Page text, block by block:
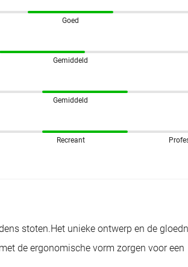
Goed
Gemiddeld
Gemiddeld
Recreant
stoten.Het unieke ontwerp en de
de ergonomische vorm zorgen voor een